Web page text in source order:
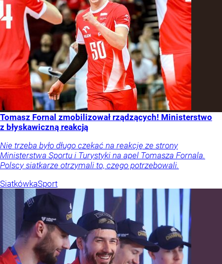
Tomasz Fornal zmobilizował rządzących! Ministerstwo
z błyskawiczną reakcją
Nie trzeba było długo czekać na reakcję ze strony
Ministerstwa Sportu i Turystyki na apel Tomasza Fornala.
Polscy siatkarze otrzymali to, czego potrzebowali.
SiatkówkaSport